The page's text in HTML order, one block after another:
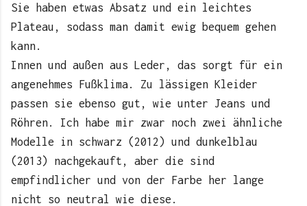
Sie haben etwas Absatz und ein leichtes
Plateau, sodass man damit ewig bequem gehen
kann.
Innen und außen aus Leder, das sorgt für ein
angenehmes Fußklima. Zu lässigen Kleider
passen sie ebenso gut, wie unter Jeans und
Röhren. Ich habe mir zwar noch zwei ähnliche
Modelle in schwarz (2012) und dunkelblau
(2013) nachgekauft, aber die sind
empfindlicher und von der Farbe her lange
nicht so neutral wie diese.